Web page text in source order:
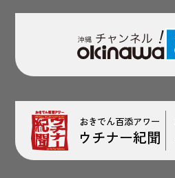
おきでん百添アワー
ウチナー紀聞